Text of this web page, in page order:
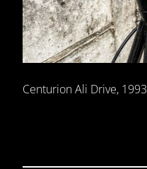
Centurion Ali Drive, 1993